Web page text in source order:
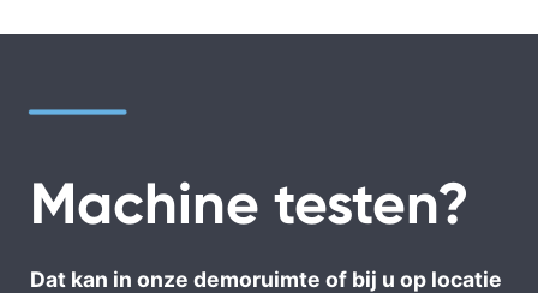
Machine testen?
Dat kan in onze demoruimte of bij u op locatie